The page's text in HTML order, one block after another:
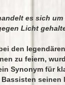
es sich
Licht
den
zu feiern,
Synonym für
seinen